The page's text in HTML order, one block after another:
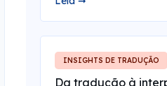
INSIGHTS DE TRADUÇÃO
Da tradução à